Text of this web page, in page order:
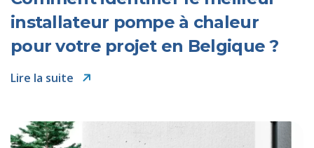
installateur pompe à chaleur
pour votre projet en Belgique ?
Lire la suite